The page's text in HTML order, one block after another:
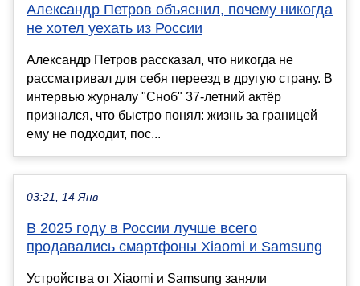
Александр Петров объяснил, почему никогда
не хотел уехать из России
Александр Петров рассказал, что никогда не
рассматривал для себя переезд в другую страну. В
интервью журналу "Сноб" 37-летний актёр
признался, что быстро понял: жизнь за границей
ему не подходит, пос...
03:21, 14 Янв
В 2025 году в России лучше всего
продавались смартфоны Xiaomi и Samsung
Устройства от Xiaomi и Samsung заняли